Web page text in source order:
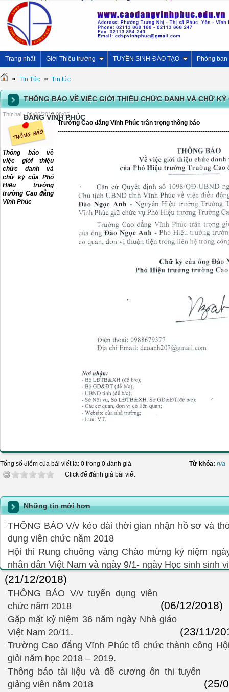
Trang nhất Giới Thiệu trường TUYỂN SINH-ĐÀO TẠO Phòng ban
» Tin Tức » Tin tức
THÔNG BÁO VỀ VIỆC GIỚI THIỆU CHỨC DANH VÀ CHỮ
ĐẲNG VĨNH PHÚC
Thứ hai - 04/06/2018 08:05
Thông báo về
việc giới thiệu
chức danh và
chữ ký của Phó
Hiệu trưởng
trường Cao đẳng
Vĩnh Phúc
Trường Cao đẳng Vĩnh Phúc trân trọng thông báo
Tổng số điểm của bài viết là: 0 trong 0 đánh giá
Click để đánh giá bài viết
Từ khóa: n/a
Những tin mới hơn
THÔNG BÁO V/v kéo dài thời gian nhận hồ sơ và
dụng viên chức năm 2018
Hội thi Rung chuông vàng Chào mừng kỷ niệm
nhân dân Việt Nam và ngày 9/1- ngày Học sinh sinh
(21/12/2018)
THÔNG BÁO V/v tuyển dụng viên
chức năm 2018
(06/12/2018)
Gặp mặt kỷ niệm 36 năm ngày Nhà giáo
Việt Nam 20/11.
(23/11/
Trường Cao đẳng Vĩnh Phúc tổ chức thành công
giỏi năm học 2018 – 2019.
Thông báo tài liệu và đề cương ôn thi tuyển
giảng viên năm 2018
(25/